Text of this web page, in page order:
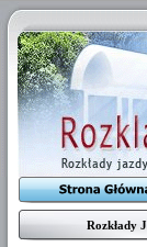
Rozkłady